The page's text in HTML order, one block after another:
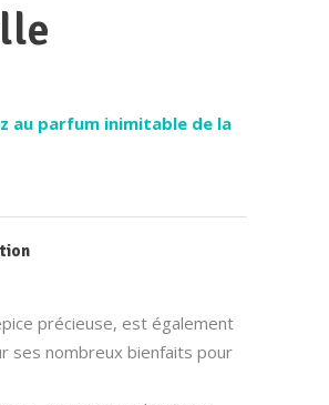
au parfum inimitable de la
précieuse, est également
ses nombreux bienfaits pour